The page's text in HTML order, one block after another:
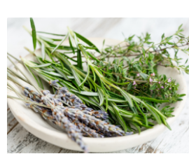
wprowadzanie produktów
uzupełniających do „mlecznej”
diety swoich […]